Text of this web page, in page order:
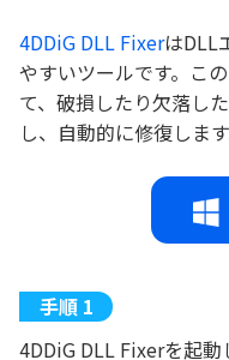
4DDiG DLL FixerはDLL
やすいツールです。こ
て、破損したり欠落し
し、自動的に修復します
4DDiG DLL Fixerを起